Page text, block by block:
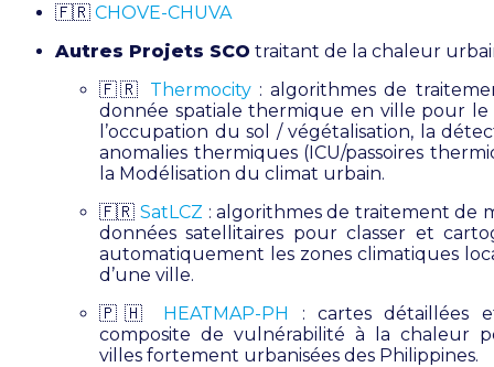
🇫🇷 CHOVE-CHUVA
Autres Projets SCO traitant de la chaleur
🇫🇷
Thermocity: algorithmes de
donnée spatiale thermique en ville pour le
l’occupation du sol / végétalisation, la
anomalies thermiques (ICU/passoires
la Modélisation du climat urbain.
🇫🇷 SatLCZ : algorithmes de traitement de
données satellitaires pour classer et
automatiquement les zones climatiques
d’une ville.
🇵🇭 HEATMAP-PH
: cartes détaillées
composite de vulnérabilité à la chaleur
villes fortement urbanisées des Philippines.